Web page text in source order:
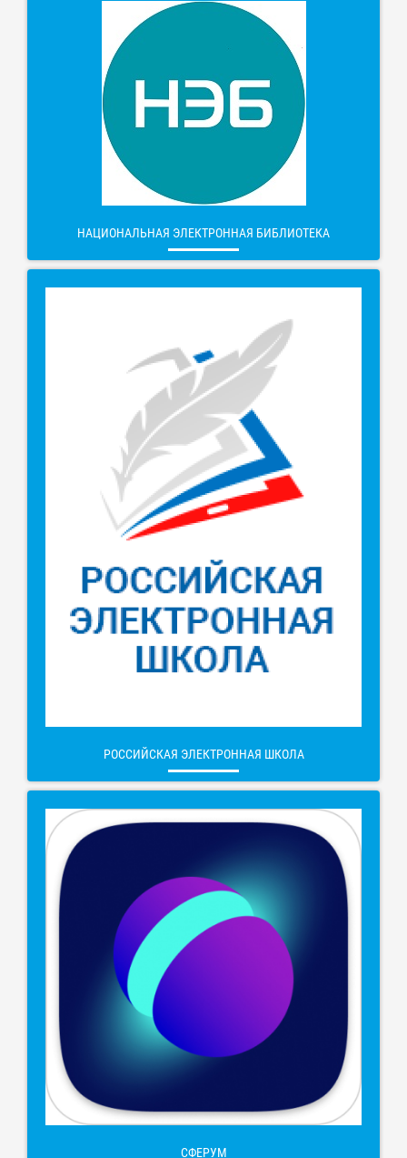
НАЦИОНАЛЬНАЯ ЭЛЕКТРОННАЯ БИБЛИОТЕКА
РОССИЙСКАЯ ЭЛЕКТРОННАЯ ШКОЛА
СФЕРУМ